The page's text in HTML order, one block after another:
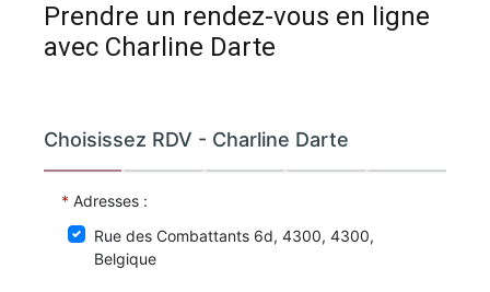
Prendre un rendez-vous en ligne
avec Charline Darte